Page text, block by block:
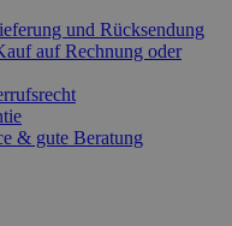
und Rücksendung
auf Rechnung oder
& gute Beratung